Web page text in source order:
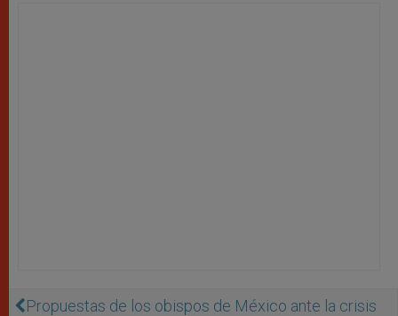
Propuestas de los obispos de México ante la crisis